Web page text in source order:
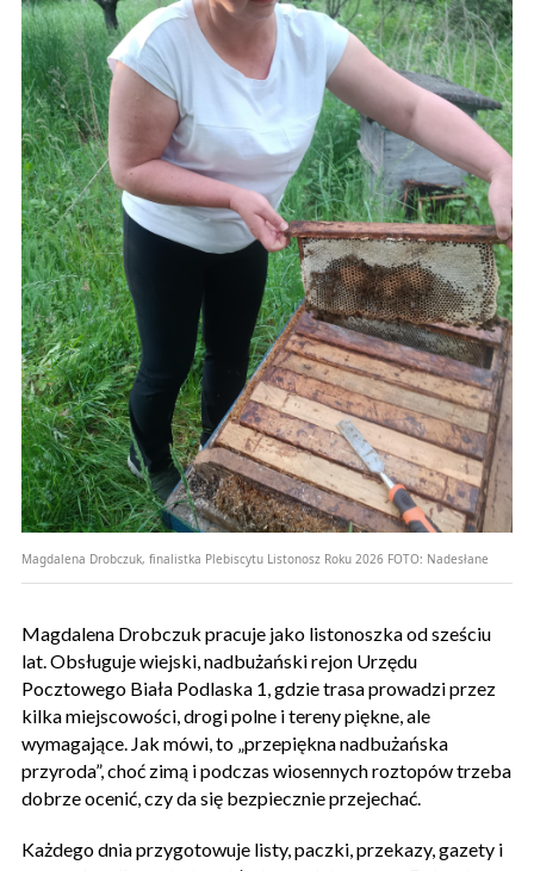
Magdalena Drobczuk, finalistka Plebiscytu Listonosz Roku 2026 FOTO: Nadesłane
Magdalena Drobczuk pracuje jako listonoszka od sześciu
lat. Obsługuje wiejski, nadbużański rejon Urzędu
Pocztowego Biała Podlaska 1, gdzie trasa prowadzi przez
kilka miejscowości, drogi polne i tereny piękne, ale
wymagające. Jak mówi, to „przepiękna nadbużańska
przyroda”, choć zimą i podczas wiosennych roztopów trzeba
dobrze ocenić, czy da się bezpiecznie przejechać.
Każdego dnia przygotowuje listy, paczki, przekazy, gazety i